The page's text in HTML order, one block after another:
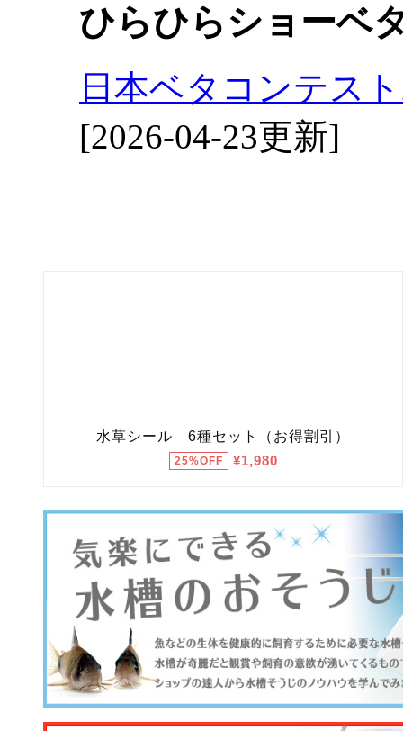
ひらひらショーベ
日本ベタコンテス
[2026-04-23更新]